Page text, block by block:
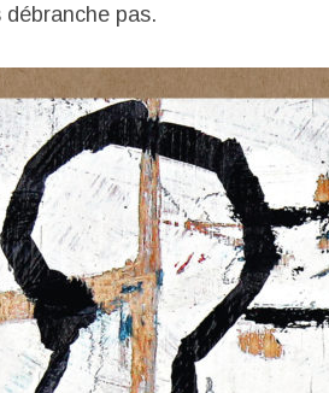
débranche pas.